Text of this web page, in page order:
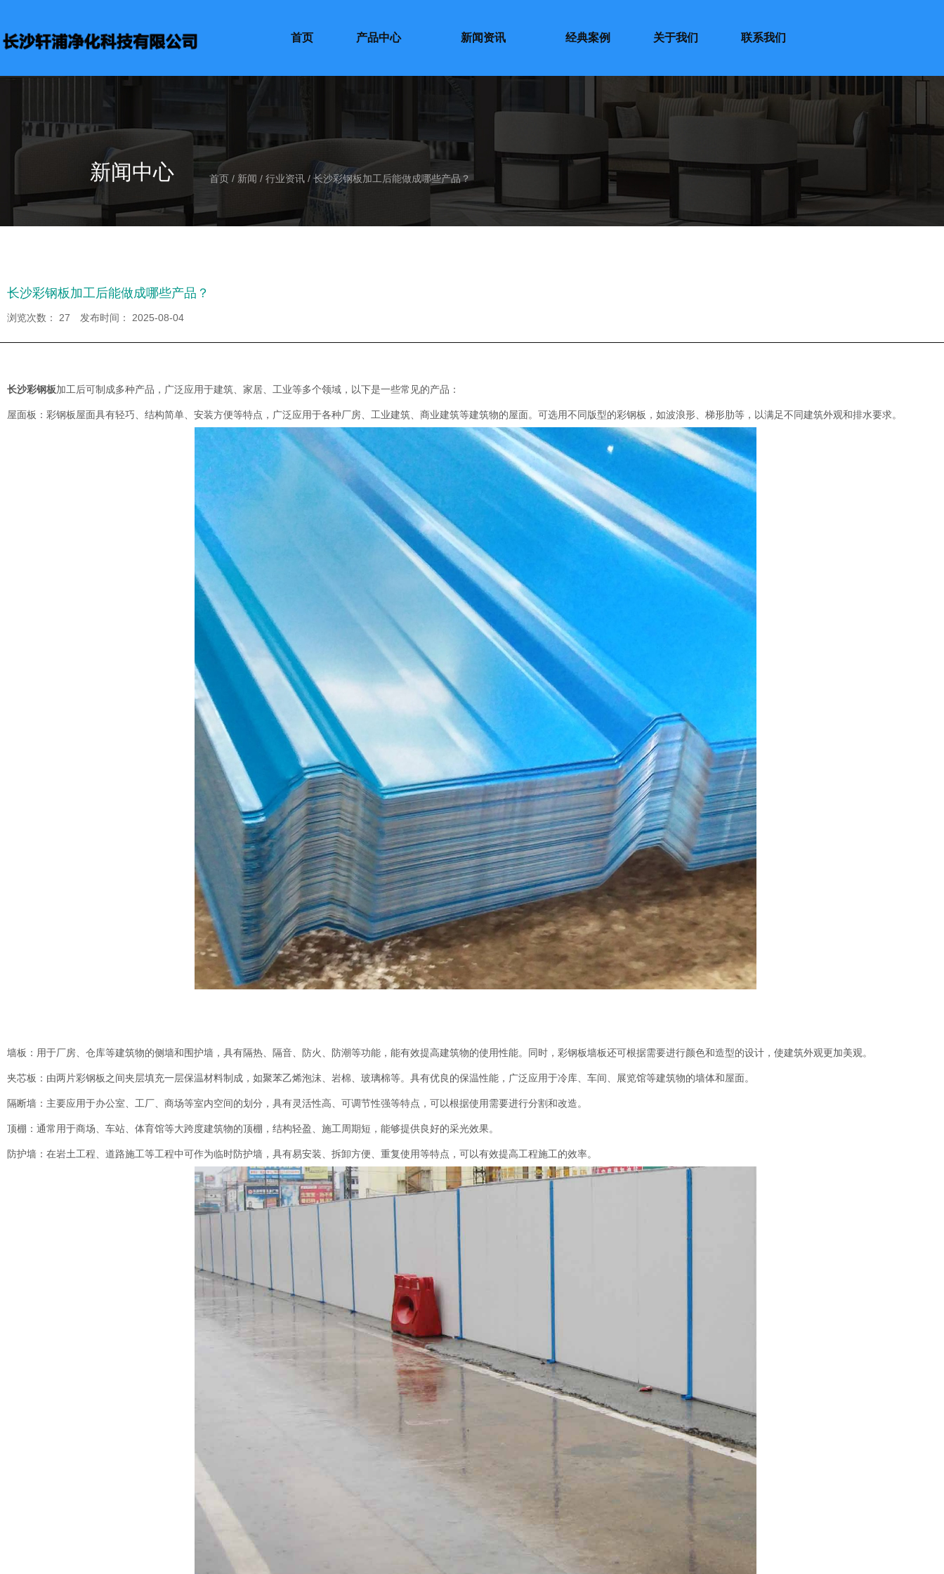
首页 产品中心 新闻资讯 经典案例 关于我们 联系我们
新闻中心 首页/ 新闻 /行业资讯 /长沙彩钢板加工后能做成哪些产品？
长沙彩钢板加工后能做成哪些产品？
浏览次数： 27 发布时间： 2025-08-04
长沙彩钢板加工后可制成多种产品，广泛应用于建筑、家居、工业等多个领域，以下是一些常见的产品：
屋面板：彩钢板屋面具有轻巧、结构简单、安装方便等特点，广泛应用于各种厂房、工业建筑、商业建筑等建筑物的屋面。可选用不同版型的彩钢板，如波浪形、梯形肋等，以满足不同建筑外观和排水要求。
墙板：用于厂房、仓库等建筑物的侧墙和围护墙，具有隔热、隔音、防火、防潮等功能，能有效提高建筑物的使用性能。同时，彩钢板墙板还可根据需要进行颜色和造型的设计，使建筑外观更加美观。
夹芯板：由两片彩钢板之间夹层填充一层保温材料制成，如聚苯乙烯泡沫、岩棉、玻璃棉等。具有优良的保温性能，广泛应用于冷库、车间、展览馆等建筑物的墙体和屋面。
隔断墙：主要应用于办公室、工厂、商场等室内空间的划分，具有灵活性高、可调节性强等特点，可以根据使用需要进行分割和改造。
顶棚：通常用于商场、车站、体育馆等大跨度建筑物的顶棚，结构轻盈、施工周期短，能够提供良好的采光效果。
防护墙：在岩土工程、道路施工等工程中可作为临时防护墙，具有易安装、拆卸方便、重复使用等特点，可以有效提高工程施工的效率。